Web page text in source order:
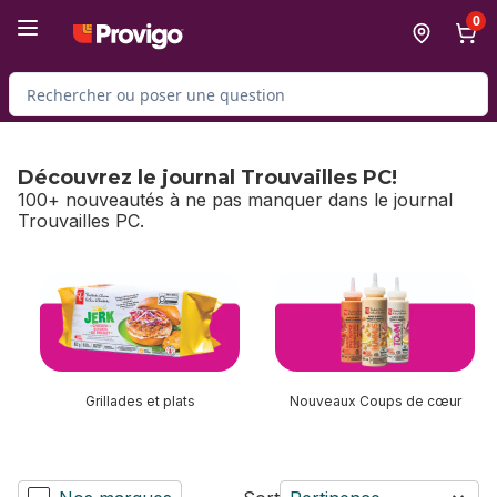
0
Rechercher des produits
Découvrez le journal Trouvailles PC!
100+ nouveautés à ne pas manquer dans le journal
Trouvailles PC.
sauter Découvrez le journal Trouvailles PC!
Grillades et plats Nouveaux Coups de cœur